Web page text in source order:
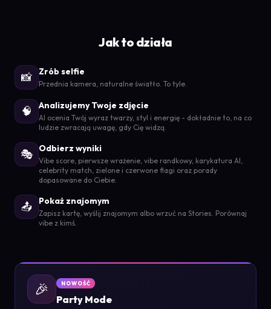
Jak to działa
📸 Zrób selfie
Przednia kamera, naturalne światło. To tyle.
🧠 Analizujemy Twoje zdjęcie
AI ocenia Twój wyraz twarzy, styl i energię - dokładnie to, na co
ludzie zwracają uwagę, gdy Cię widzą.
🎭 Odbierz wyniki
Vibe score, pierwsze wrażenie, vibe randkowy, karykatura AI,
celebrity match, zielone i czerwone flagi oraz porady
dopasowane do Ciebie.
📤 Pokaż znajomym
Zapisz kartę, wyślij znajomym albo wrzuć na Stories. Porównaj
vibe z kimś.
🎉 NOWOŚĆ
Party Mode